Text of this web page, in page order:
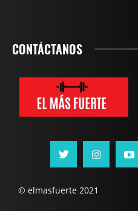
CONTÁCTANOS
© elmasfuerte 2021